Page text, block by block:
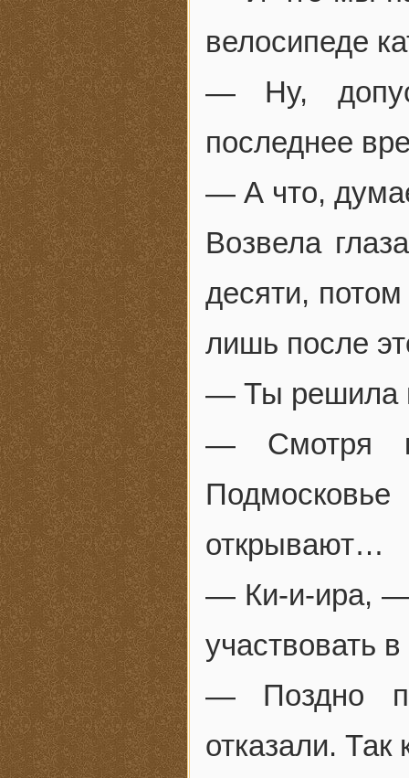
велосипеде
— Ну,
последнее
— А что,
Возвела
десяти,
лишь после
— Ты решила
— Смотря
открывают…
— Ки-и-ира, —
участвовать
— Поздно
отказали. Так